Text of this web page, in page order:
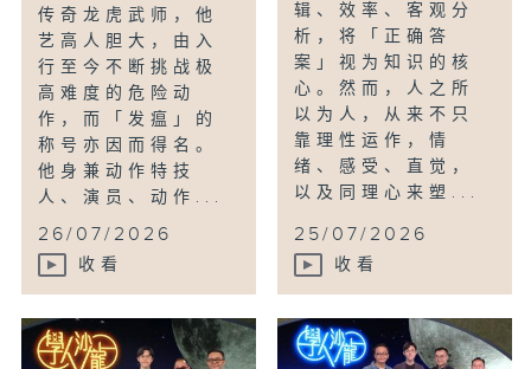
传奇龙虎武师，他
艺高人胆大，由入
行至今不断挑战极
高难度的危险动
作，而「发瘟」的
称号亦因而得名。
他身兼动作特技
人、演员、动作...
26/07/2026
收看
辑、效率、客观分
析，将「正确答
案」视为知识的核
心。然而，人之所
以为人，从来不只
靠理性运作，情
绪、感受、直觉，
以及同理心来塑...
25/07/2026
收看